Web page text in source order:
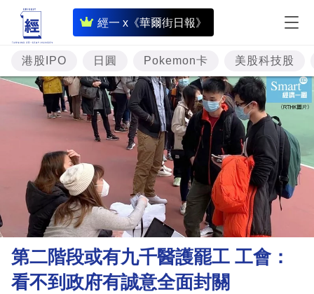
經一 x《華爾街日報》
即
時
財
經
專
題
資
樓
市
理
財
商
港股IPO 日圓 Pokemon卡 美股科技股
第二階段或有九千醫護罷工 工會：
看不到政府有誠意全面封關